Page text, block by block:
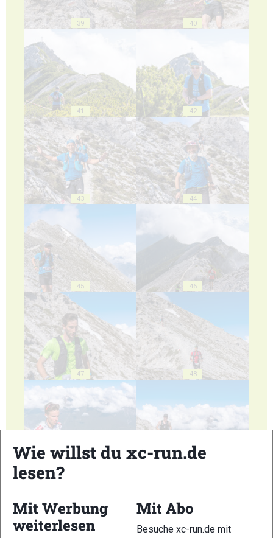
39 40
41 42
43 44
45 46
47 48
49 50
Wie willst du xc-run.de
lesen?
Mit Werbung
weiterlesen
Mit Abo
Besuche xc-run.de mit